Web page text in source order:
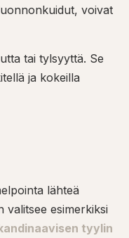
voivat
tai tylsyyttä. Se
ja kokeilla
lähteä
valitsee esimerkiksi
tyylin